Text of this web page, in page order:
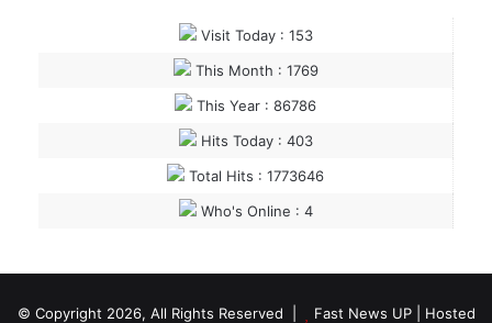
Visit Today : 153
This Month : 1769
This Year : 86786
Hits Today : 403
Total Hits : 1773646
Who's Online : 4
© Copyright 2026, All Rights Reserved | Fast News UP| Hosted